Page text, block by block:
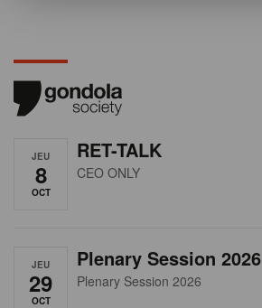
JEU
8
OCT
RET-TALK
CEO ONLY
JEU
29
OCT
Plenary Session 2026
Plenary Session 2026